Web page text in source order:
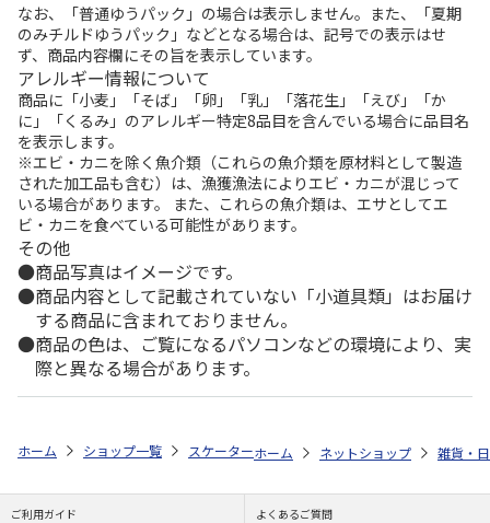
なお、「普通ゆうパック」の場合は表示しません。また、「夏期
のみチルドゆうパック」などとなる場合は、記号での表示はせ
ず、商品内容欄にその旨を表示しています。
アレルギー情報について
商品に「小麦」「そば」「卵」「乳」「落花生」「えび」「か
に」「くるみ」のアレルギー特定8品目を含んでいる場合に品目名
を表示します。
※エビ・カニを除く魚介類（これらの魚介類を原材料として製造
された加工品も含む）は、漁獲漁法によりエビ・カニが混じって
いる場合があります。 また、これらの魚介類は、エサとしてエ
ビ・カニを食べている可能性があります。
その他
商品写真はイメージです。
商品内容として記載されていない「小道具類」はお届け
する商品に含まれておりません。
商品の色は、ご覧になるパソコンなどの環境により、実
際と異なる場合があります。
ホーム ショップ一覧 スケーター カラビナハンドルステンレスボト
ホーム ネットショップ 雑貨・
ご利用ガイド よくあるご質問